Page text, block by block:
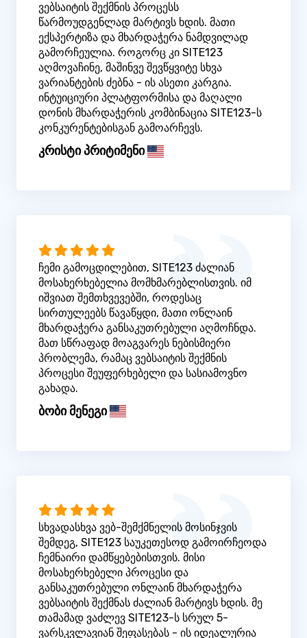
ვებსაიტის შექმნის პროცესს
წარმოუდგენლად მარტივს ხდის. მათი
ექსპერტიზა და მხარდაჭერა ნამდვილად
გამორჩეულია. როგორც კი SITE123
აღმოვაჩინე, მაშინვე შევწყვიტე სხვა
ვარიანტების ძებნა - ის ასეთი კარგია.
ინტუიციური პლატფორმისა და მაღალი
დონის მხარდაჭერის კომბინაცია SITE123-ს
კონკურენტებისგან გამოარჩევს.
კრისტი პრიტიმენი
ჩემი გამოცდილებით, SITE123 ძალიან
მოსახერხებელია მომხმარებლისთვის. იმ
იშვიათ შემთხვევებში, როდესაც
სირთულეებს წავაწყდი, მათი ონლაინ
მხარდაჭერა განსაკუთრებული აღმოჩნდა.
მათ სწრაფად მოაგვარეს ნებისმიერი
პრობლემა, რამაც ვებსაიტის შექმნის
პროცესი შეუფერხებელი და სასიამოვნო
გახადა.
ბობი მენეგი
სხვადასხვა ვებ-შემქმნელის მოსინჯვის
შემდეგ, SITE123 საუკეთესოდ გამოირჩეოდა
ჩემნაირი დამწყებებისთვის. მისი
მოსახერხებელი პროცესი და
განსაკუთრებული ონლაინ მხარდაჭერა
ვებსაიტის შექმნას ძალიან მარტივს ხდის. მე
თამამად ვაძლევ SITE123-ს სრულ 5-
ვარსკვლავიან შეფასებას - ის იდეალურია